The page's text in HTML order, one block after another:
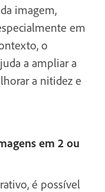
imagem,
em
o
a ampliar a
a nitidez e
em 2 ou
é possível